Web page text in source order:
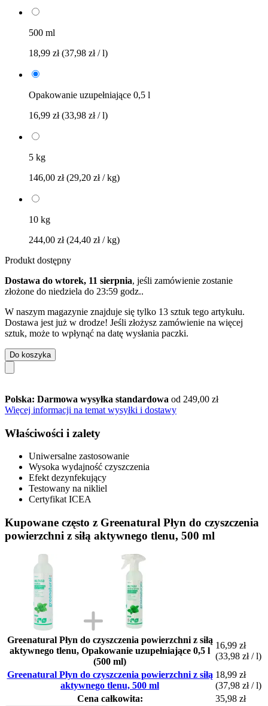
500 ml
18,99 zł(37,98 zł / l)
Opakowanie uzupełniające 0,5 l
16,99 zł(33,98 zł / l)
5 kg
146,00 zł(29,20 zł / kg)
10 kg
244,00 zł(24,40 zł / kg)
Produkt dostępny
Dostawa do wtorek, 11 sierpnia, jeśli zamówienie zostanie
złożone do niedziela do 23:59 godz..
W naszym magazynie znajduje się tylko 13 sztuk tego artykułu.
Dostawa jest już w drodze! Jeśli złożysz zamówienie na więcej
sztuk, może to wpłynąć na datę wysłania paczki.
Do koszyka
Polska: Darmowa wysyłka standardowa od 249,00 zł
Więcej informacji na temat wysyłki i dostawy
Właściwości i zalety
Uniwersalne zastosowanie
Wysoka wydajność czyszczenia
Efekt dezynfekujący
Testowany na nikliel
Certyfikat ICEA
Kupowane często z Greenatural Płyn do czyszczenia
powierzchni z siłą aktywnego tlenu, 500 ml
Greenatural Płyn do czyszczenia powierzchni z siłą
aktywnego tlenu, Opakowanie uzupełniające 0,5 l
(500 ml)
16,99 zł
(33,98 zł / l)
Greenatural Płyn do czyszczenia powierzchni z siłą
aktywnego tlenu, 500 ml
18,99 zł
(37,98 zł / l)
Cena całkowita:
35,98 zł